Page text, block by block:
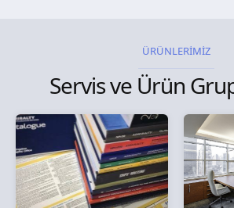
ÜRÜNLERİMİZ
Servis ve Ürün